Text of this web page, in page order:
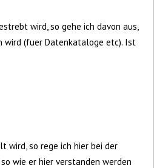
wird, so gehe ich davon aus,
wird (fuer Datenkataloge etc). Ist
wird, so rege ich hier bei der
wie er hier verstanden werden